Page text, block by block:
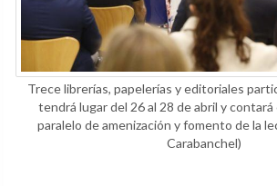
Trece librerías, papelerías y editoriales
tendrá lugar del 26 al 28 de abril y contará
paralelo de amenización y fomento de la
Carabanchel)